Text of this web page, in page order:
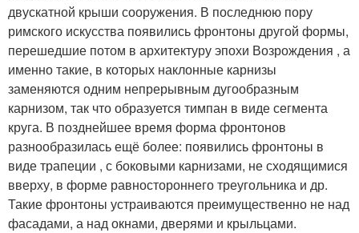
двускатной крыши сооружения. В последнюю пору
римского искусства появились фронтоны другой формы,
перешедшие потом в архитектуру эпохи Возрождения , а
именно такие, в которых наклонные карнизы
заменяются одним непрерывным дугообразным
карнизом, так что образуется тимпан в виде сегмента
круга. В позднейшее время форма фронтонов
разнообразилась ещё более: появились фронтоны в
виде трапеции , с боковыми карнизами, не сходящимися
вверху, в форме равностороннего треугольника и др.
Такие фронтоны устраиваются преимущественно не над
фасадами, а над окнами, дверями и крыльцами.